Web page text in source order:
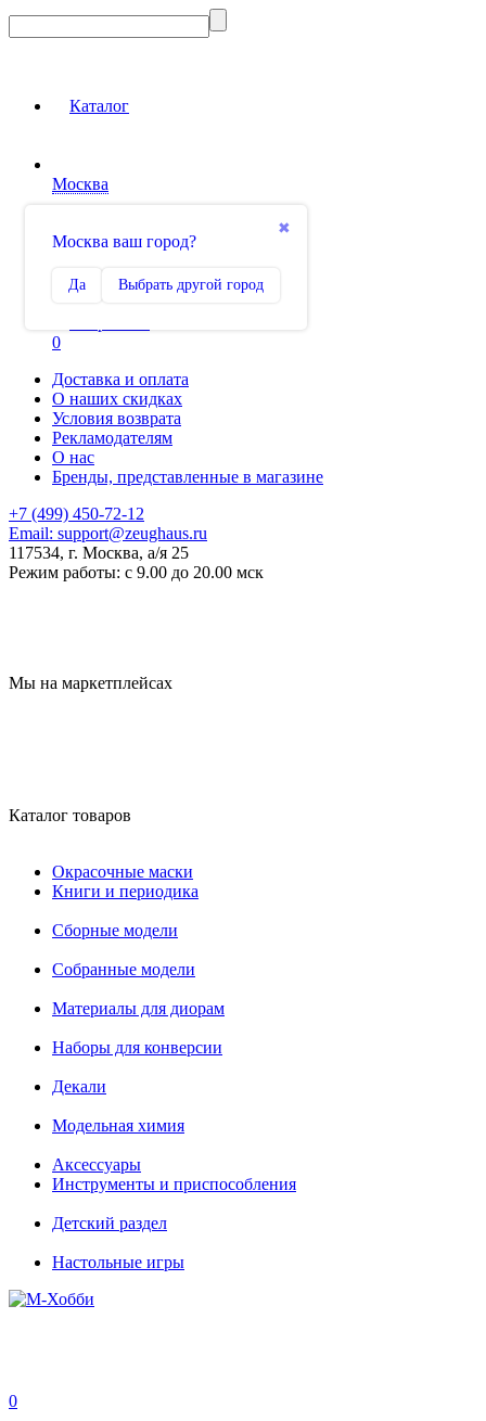
Каталог
Москва
✖
Москва ваш город?
Да Выбрать другой город
Сравнение
0
Доставка и оплата
О наших скидках
Условия возврата
Рекламодателям
О нас
Бренды, представленные в магазине
+7 (499) 450-72-12
Email: support@zeughaus.ru
117534, г. Москва, а/я 25
Режим работы: с 9.00 до 20.00 мск
Мы на маркетплейсах
Каталог товаров
Окрасочные маски
Книги и периодика
Сборные модели
Собранные модели
Материалы для диорам
Наборы для конверсии
Декали
Модельная химия
Аксессуары
Инструменты и приспособления
Детский раздел
Настольные игры
0